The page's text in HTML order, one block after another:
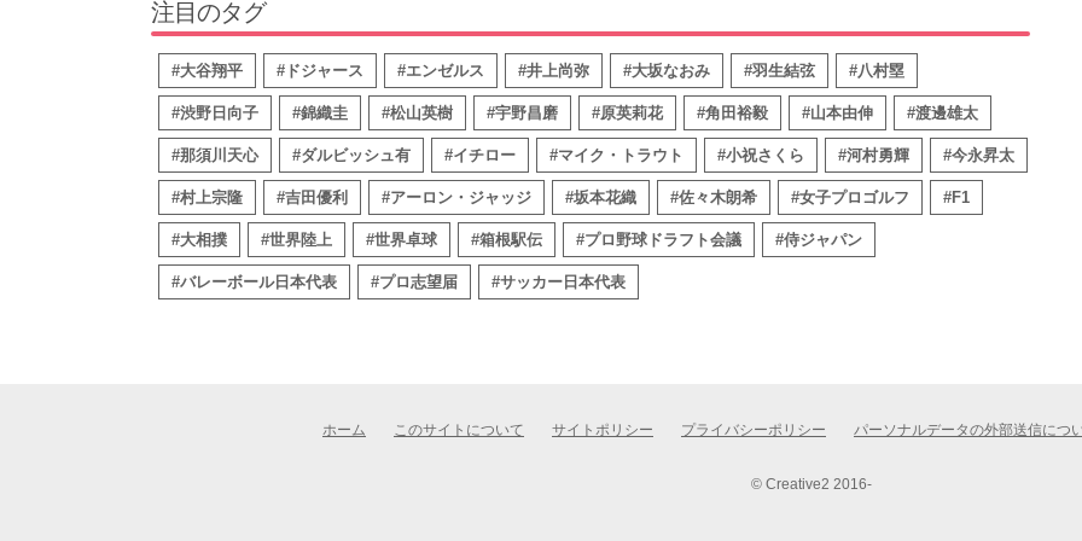
注目のタグ
#大谷翔平 #ドジャース #エンゼルス #井上尚弥 #大坂なおみ #羽生結弦 #八村塁
#渋野日向子 #錦織圭 #松山英樹 #宇野昌磨 #原英莉花 #角田裕毅 #山本由伸 #渡邊雄太
#那須川天心 #ダルビッシュ有 #イチロー #マイク・トラウト #小祝さくら #河村勇輝 #今永昇太
#村上宗隆 #吉田優利 #アーロン・ジャッジ #坂本花織 #佐々木朗希 #女子プロゴルフ #F1
#大相撲 #世界陸上 #世界卓球 #箱根駅伝 #プロ野球ドラフト会議 #侍ジャパン
#バレーボール日本代表 #プロ志望届 #サッカー日本代表
ホーム このサイトについて サイトポリシー プライバシーポリシー パーソナルデータの外部送信につ
© Creative2 2016-